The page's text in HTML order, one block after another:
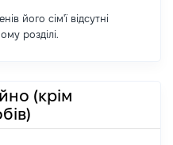
його сім'ї відсутні
розділі.
(крім